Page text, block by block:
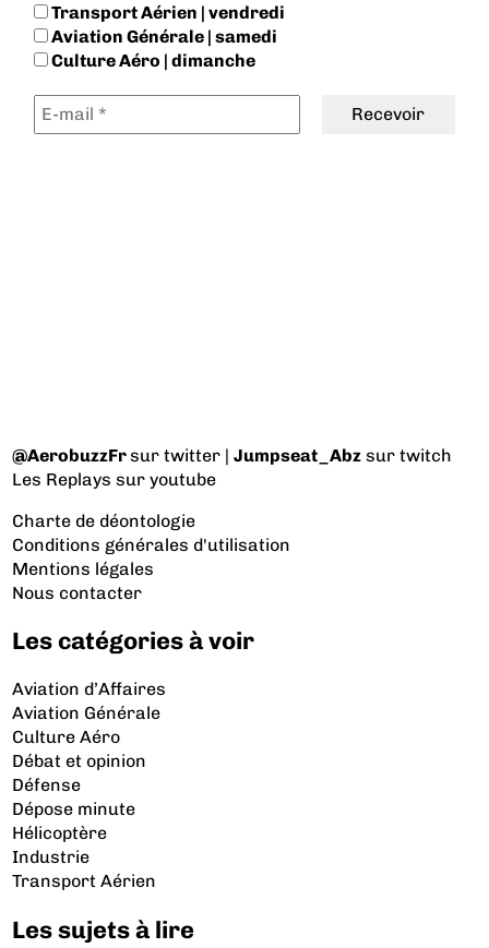
Transport Aérien | vendredi
Aviation Générale | samedi
Culture Aéro | dimanche
@AerobuzzFrsur twitter |Jumpseat_Abz sur twitch
Les Replays sur youtube
Charte de déontologie
Conditions générales d'utilisation
Mentions légales
Nous contacter
Les catégories à voir
Aviation d’Affaires
Aviation Générale
Culture Aéro
Débat et opinion
Défense
Dépose minute
Hélicoptère
Industrie
Transport Aérien
Les sujets à lire